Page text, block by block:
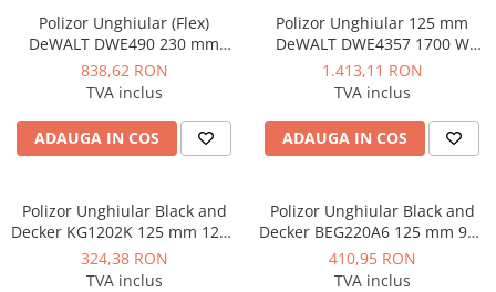
Polizor Unghiular (Flex)
DeWALT DWE490 230 mm
2000 W
838,62 RON
TVA inclus
ADAUGA IN COS
Polizor Unghiular 125 mm
DeWALT DWE4357 1700 W
10500 rpm
1.413,11 RON
TVA inclus
ADAUGA IN COS
Polizor Unghiular Black and
Decker KG1202K 125 mm 1200
W 11.000 rpm
324,38 RON
TVA inclus
Polizor Unghiular Black and
Decker BEG220A6 125 mm 900
W 12.000 rpm
410,95 RON
TVA inclus